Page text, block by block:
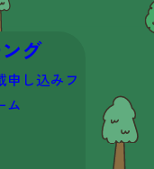
グ
申し込みフ
ム